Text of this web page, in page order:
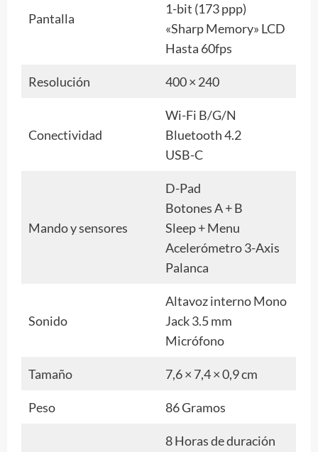
Pantalla
1-bit (173 ppp)
«Sharp Memory» LCD
Hasta 60fps
Resolución 400 × 240
Conectividad
Wi-Fi B/G/N
Bluetooth 4.2
USB-C
Mando y sensores
D-Pad
Botones A + B
Sleep + Menu
Acelerómetro 3-Axis
Palanca
Sonido
Altavoz interno Mono
Jack 3.5 mm
Micrófono
Tamaño 7,6 × 7,4 × 0,9 cm
Peso 86 Gramos
8 Horas de duración